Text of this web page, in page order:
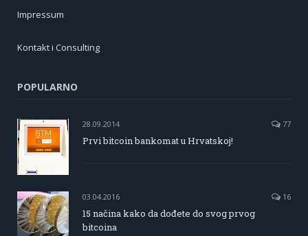
Impressum
Kontakt i Consulting
POPULARNO
28.09.2014 77
Prvi bitcoin bankomat u Hrvatskoj!
03.04.2016 16
15 načina kako da dođete do svog prvog
bitcoina